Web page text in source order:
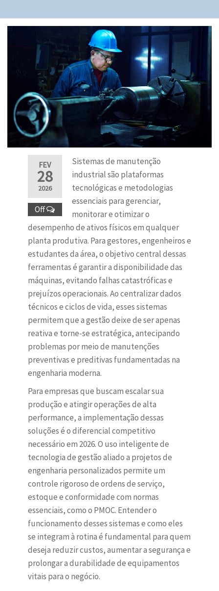
FEV
28
2026
Off
Sistemas de manutenção
industrial são plataformas
tecnológicas e metodologias
essenciais para gerenciar,
monitorar e otimizar o
desempenho de ativos físicos em qualquer
planta produtiva. Para gestores, engenheiros e
estudantes da área, o objetivo central dessas
ferramentas é garantir a disponibilidade das
máquinas, evitando falhas catastróficas e
prejuízos operacionais. Ao centralizar dados
técnicos e ciclos de vida, esses sistemas
permitem que a gestão deixe de ser apenas
reativa e torne-se estratégica, antecipando
problemas por meio de manutenções
preventivas e preditivas fundamentadas na
engenharia moderna.
Para empresas que buscam escalar sua
produção e atingir operações de alta
performance, a implementação dessas
soluções é o diferencial competitivo
necessário em 2026. O uso inteligente de
tecnologia de gestão aliado a projetos de
engenharia personalizados permite um
controle rigoroso de ordens de serviço,
estoque e conformidade com normas
essenciais, como o PMOC. Entender o
funcionamento desses sistemas e como eles
se integram à rotina é fundamental para quem
deseja reduzir custos, aumentar a segurança e
prolongar a durabilidade de equipamentos
vitais para o negócio.